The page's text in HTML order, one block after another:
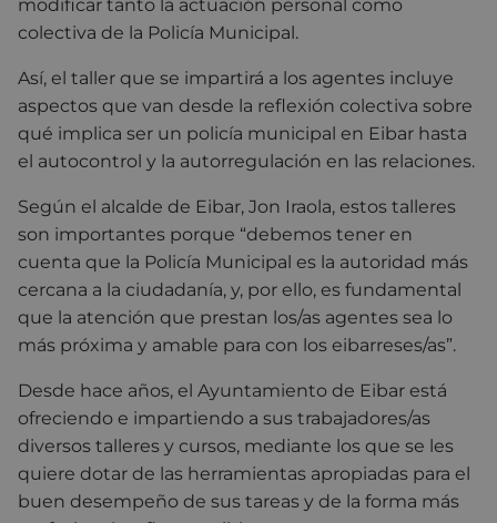
modificar tanto la actuación personal como
colectiva de la Policía Municipal.
Así, el taller que se impartirá a los agentes incluye
aspectos que van desde la reflexión colectiva sobre
qué implica ser un policía municipal en Eibar hasta
el autocontrol y la autorregulación en las relaciones.
Según el alcalde de Eibar, Jon Iraola, estos talleres
son importantes porque “debemos tener en
cuenta que la Policía Municipal es la autoridad más
cercana a la ciudadanía, y, por ello, es fundamental
que la atención que prestan los/as agentes sea lo
más próxima y amable para con los eibarreses/as”.
Desde hace años, el Ayuntamiento de Eibar está
ofreciendo e impartiendo a sus trabajadores/as
diversos talleres y cursos, mediante los que se les
quiere dotar de las herramientas apropiadas para el
buen desempeño de sus tareas y de la forma más